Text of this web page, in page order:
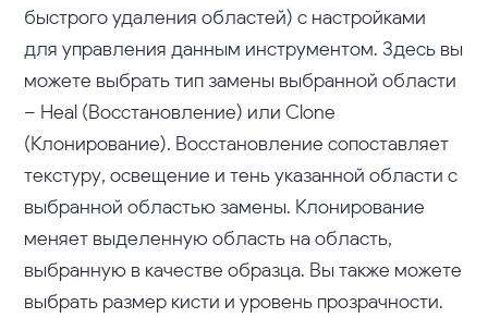
быстрого удаления областей) с настройками
для управления данным инструментом. Здесь вы
можете выбрать тип замены выбранной области
– Heal (Восстановление) или Clone
(Клонирование). Восстановление сопоставляет
текстуру, освещение и тень указанной области с
выбранной областью замены. Клонирование
меняет выделенную область на область,
выбранную в качестве образца. Вы также можете
выбрать размер кисти и уровень прозрачности.